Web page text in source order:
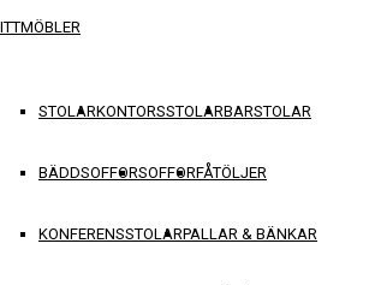
STOLARKONTORSSTOLARBARSTOLAR
BÄDDSOFFORSOFFORFÅTÖLJER
KONFERENSSTOLARPALLAR & BÄNKAR